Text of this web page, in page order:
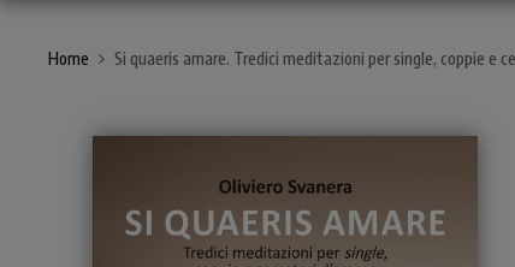
Home Si quaeris amare. Tredici meditazioni per single, coppie e